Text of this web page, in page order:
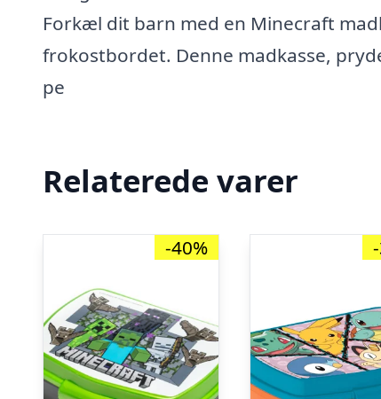
Forkæl dit barn med en Minecraft
frokostbordet. Denne madkasse,
pe
Relaterede varer
-40%